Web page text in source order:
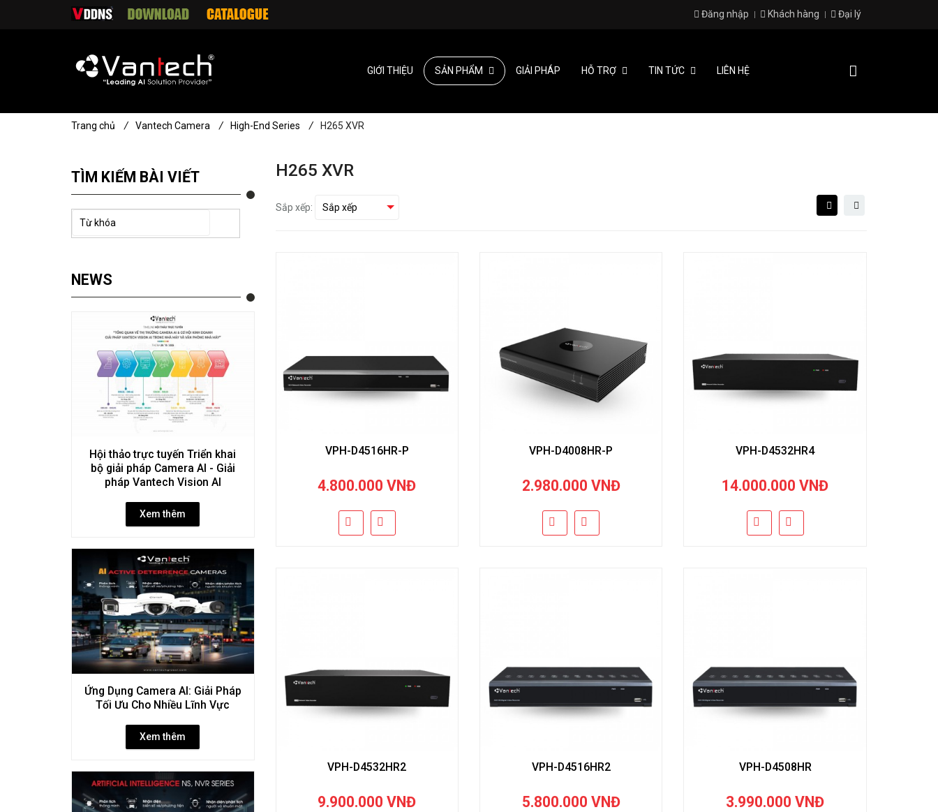
H265 XVR
Sắp xếp:
VPH-D4516HR-P
4.800.000 VNĐ
VPH-D4008HR-P
2.980.000 VNĐ
VPH-D4532HR4
14.000.000 VNĐ
VPH-D4532HR2
9.900.000 VNĐ
VPH-D4516HR2
5.800.000 VNĐ
VPH-D4508HR
3.990.000 VNĐ
TÌM KIẾM BÀI VIẾT
NEWS
Hội thảo trực tuyến Triển khai
bộ giải pháp Camera AI - Giải
pháp Vantech Vision AI
Xem thêm
Ứng Dụng Camera AI: Giải Pháp
Tối Ưu Cho Nhiều Lĩnh Vực
Xem thêm
Trang chủ / Vantech Camera / High-End Series / H265 XVR
Đăng nhập Khách hàng Đại lý
GIỚI THIỆU SẢN PHẨM GIẢI PHÁP HỖ TRỢ TIN TỨC LIÊN HỆ